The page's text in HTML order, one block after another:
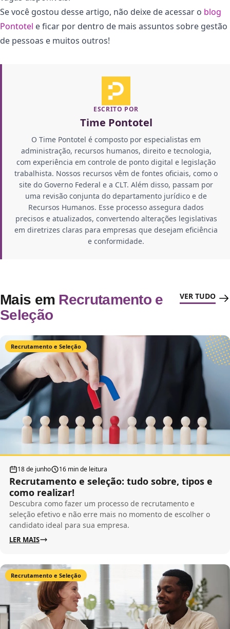
Se você gostou desse artigo, não deixe de acessar o blog
Pontotel e ficar por dentro de mais assuntos sobre gestão
de pessoas e muitos outros!
ESCRITO POR
Time Pontotel
O Time Pontotel é composto por especialistas em
administração, recursos humanos, direito e tecnologia,
com experiência em controle de ponto digital e legislação
trabalhista. Nossos recursos vêm de fontes oficiais, como o
site do Governo Federal e a CLT. Além disso, passam por
uma revisão conjunta do departamento jurídico e de
Recursos Humanos. Esse processo assegura dados
precisos e atualizados, convertendo alterações legislativas
em diretrizes claras para empresas que desejam eficiência
e conformidade.
Mais em Recrutamento e
Seleção
VER TUDO
Recrutamento e Seleção
18 de junho 16 min de leitura
Recrutamento e seleção: tudo sobre, tipos e
como realizar!
Descubra como fazer um processo de recrutamento e
seleção efetivo e não erre mais no momento de escolher o
candidato ideal para sua empresa.
LER MAIS
Recrutamento e Seleção